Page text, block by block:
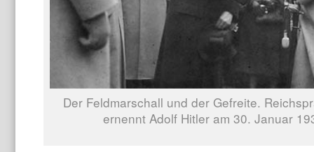
Der Feldmarschall und der Gefreite.
ernennt Adolf Hitler am 30. Januar